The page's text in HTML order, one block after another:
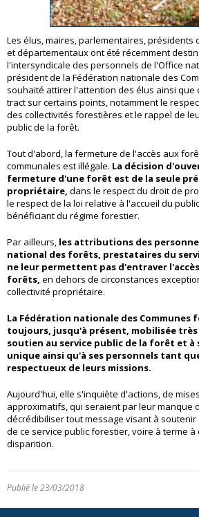
Les élus, maires, parlementaires, présidents
et départementaux ont été récemment
l'intersyndicale des personnels de l'Office
président de la Fédération nationale des
souhaité attirer l'attention des élus ainsi que
tract sur certains points, notamment le
des collectivités forestières et le rappel de
public de la forêt.
Tout d'abord, la fermeture de l'accès aux
communales est illégale. La décision
fermeture d'une forêt est de la seule
propriétaire, dans le respect du droit de
le respect de la loi relative à l'accueil du
bénéficiant du régime forestier.
Par ailleurs, les attributions des
national des forêts, prestataires du
ne leur permettent pas d'entraver
forêts, en dehors de circonstances
collectivité propriétaire.
La Fédération nationale des Communes
toujours, jusqu'à présent, mobilisée
soutien au service public de la forêt et
unique ainsi qu'à ses personnels tant
respectueux de leurs missions.
Aujourd'hui, elle s'inquiète d'actions, de
approximatifs, qui seraient par leur manque
décrédibiliser tout message visant à
de ce service public forestier, voire à terme
disparition.
Publié le 23/03/2018